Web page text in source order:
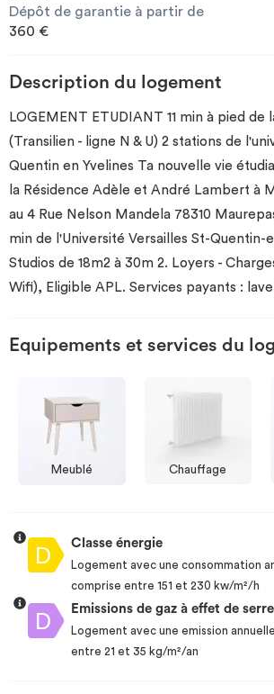
Dépôt de garantie à partir de
360 €
Description du logement
LOGEMENT ETUDIANT 11 min à pied de
(Transilien - ligne N & U) 2 stations de
Quentin en Yvelines Ta nouvelle vie
la Résidence Adèle et André Lambert à
au 4 Rue Nelson Mandela 78310
min de l'Université Versailles St-Quentin-
Studios de 18m2 à 30m 2. Loyers -
Wifi), Eligible APL. Services payants :
Equipements et services du
Meublé Chauffage
Classe énergie
Logement avec une consommation
comprise entre 151 et 230 kw/m²/h
Emissions de gaz à effet de serre
Logement avec une emission
entre 21 et 35 kg/m²/an